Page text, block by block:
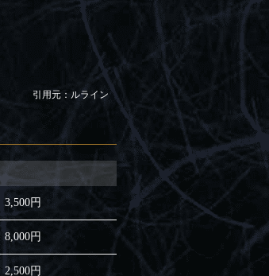
引用元：ルライン
3,500円
8,000円
2,500円